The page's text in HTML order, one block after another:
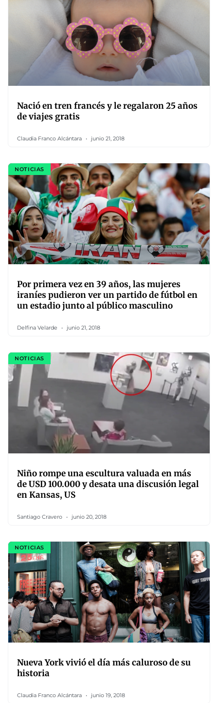
Nació en tren francés y le regalaron 25 años
de viajes gratis
Claudia Franco Alcántara junio 21, 2018
NOTICIAS
Por primera vez en 39 años, las mujeres
iraníes pudieron ver un partido de fútbol en
un estadio junto al público masculino
Delfina Velarde junio 21, 2018
NOTICIAS
Niño rompe una escultura valuada en más
de USD 100.000 y desata una discusión legal
en Kansas, US
Santiago Cravero junio 20, 2018
NOTICIAS
Nueva York vivió el día más caluroso de su
historia
Claudia Franco Alcántara junio 19, 2018